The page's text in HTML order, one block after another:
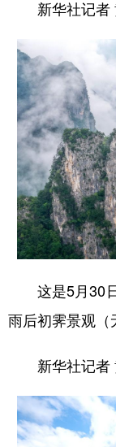
新华社记者
这是5月30日
雨后初霁景观（
新华社记者